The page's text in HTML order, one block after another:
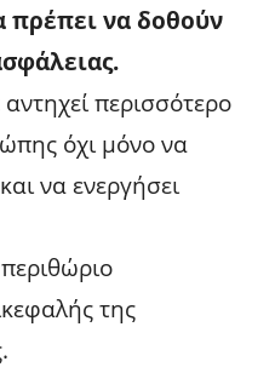
πρέπει να δοθούν
περισσότερο
όχι μόνο να
να ενεργήσει
της